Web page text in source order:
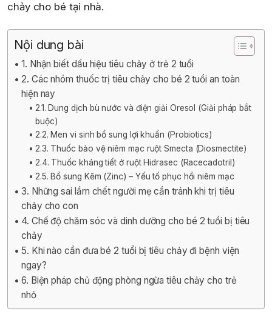
chảy cho bé tại nhà.
Nội dung bài
1. Nhận biết dấu hiệu tiêu chảy ở trẻ 2 tuổi
2. Các nhóm thuốc trị tiêu chảy cho bé 2 tuổi an toàn
hiện nay
2.1. Dung dịch bù nước và điện giải Oresol (Giải pháp bắt
buộc)
2.2. Men vi sinh bổ sung lợi khuẩn (Probiotics)
2.3. Thuốc bảo vệ niêm mạc ruột Smecta (Diosmectite)
2.4. Thuốc kháng tiết ở ruột Hidrasec (Racecadotril)
2.5. Bổ sung Kẽm (Zinc) – Yếu tố phục hồi niêm mạc
3. Những sai lầm chết người mẹ cần tránh khi trị tiêu
chảy cho con
4. Chế độ chăm sóc và dinh dưỡng cho bé 2 tuổi bị tiêu
chảy
5. Khi nào cần đưa bé 2 tuổi bị tiêu chảy đi bệnh viện
ngay?
6. Biện pháp chủ động phòng ngừa tiêu chảy cho trẻ
nhỏ